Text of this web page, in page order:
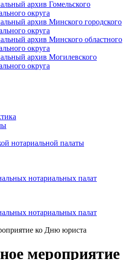
архив Гомельского
округа
архив Минского городского
округа
архив Минского областного
округа
архив Могилевского
округа
нотариальной палаты
нотариальных палат
нотариальных палат
ко Дню юриста
мероприятие